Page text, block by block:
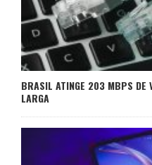
BRASIL ATINGE 203 MBPS DE
LARGA